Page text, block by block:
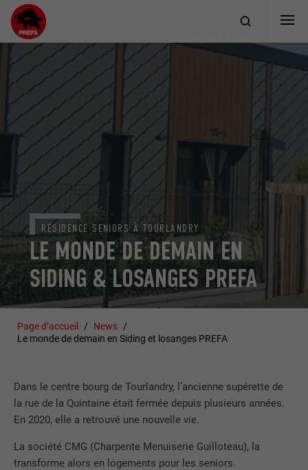
LE MONDE DE DEMAIN EN
SIDING & LOSANGES PREFA
RÉSIDENCE SENIORS À TOURLANDRY
Page d’accueil
News
Le monde de demain en Siding et losanges PREFA
Dans le centre bourg de Tourlandry, l’ancienne supérette de
la rue de la Quintaine était fermée depuis plusieurs années.
En 2020, elle a retrouvé une nouvelle vie.
La société CMG (Charpente Menuiserie Guilloteau), la
transforme alors en logements pour les seniors.